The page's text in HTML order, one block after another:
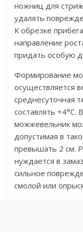
ножниц для
удалять
К обрезке
направление
придать особую
Формирование
осуществляется
среднесуточная
составлять +4°С.
можжевельник
допустимая в
превышать 2 см.
нуждается в
сильное
смолой или